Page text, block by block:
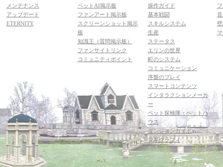
メンテナンス
アップデート
ETERNITY
ペットAI掲示板
ファンアート掲示板
スクリーンショット掲示
板
知識王（質問掲示板）
ファンサイトリンク
コミュニティポイント
操作ガイド
基本戦闘
スキルシステム
生産
ステータス
エリンの世界
町のシステム
コミュニケーション
序盤のプレイ
スマートコンテンツ
インタラクションメーカ
ー
ペット探検隊・ペットハ
ウス
ダンジョンガイド
マギグラフィ